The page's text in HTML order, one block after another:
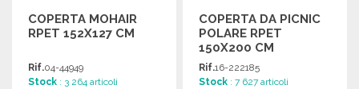
COPERTA MOHAIR
RPET 152X127 CM
Rif.04-44949
Stock : 3 264 articoli
COPERTA DA PICNIC
POLARE RPET
150X200 CM
Rif.16-222185
Stock : 7 627 articoli